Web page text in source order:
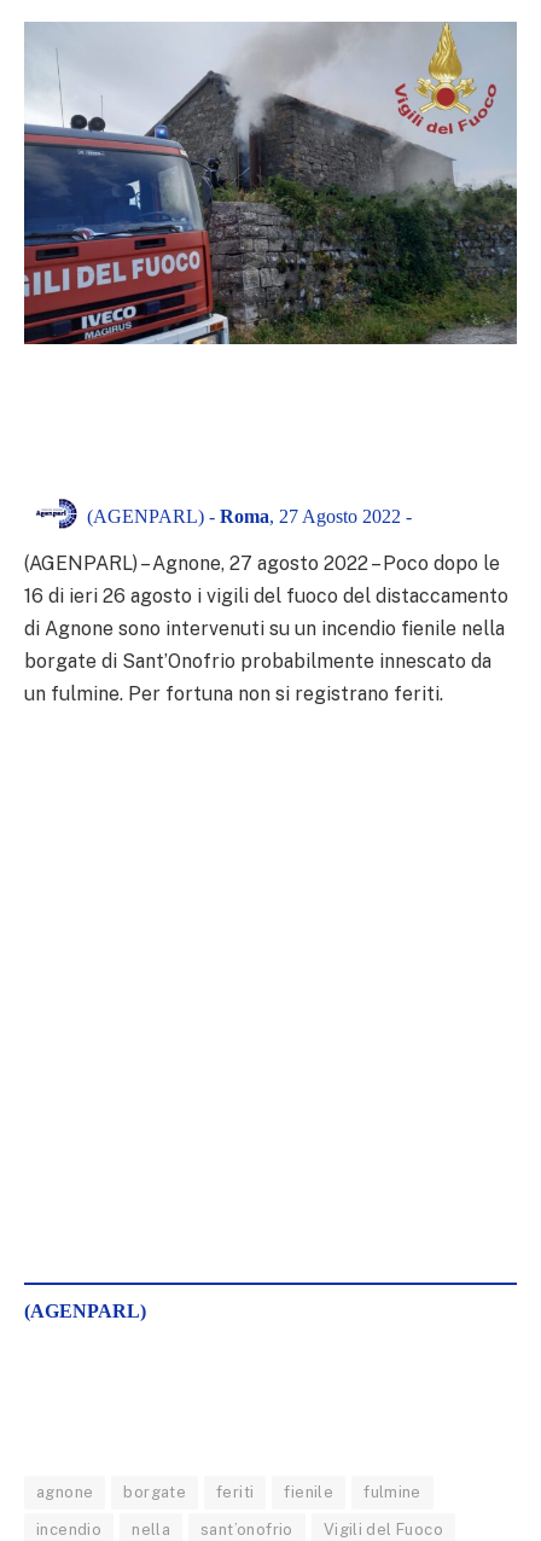
(AGENPARL) - Roma, 27 Agosto 2022 -
(AGENPARL) – Agnone, 27 agosto 2022 – Poco dopo le
16 di ieri 26 agosto i vigili del fuoco del distaccamento
di Agnone sono intervenuti su un incendio fienile nella
borgate di Sant’Onofrio probabilmente innescato da
un fulmine. Per fortuna non si registrano feriti.
(AGENPARL)
agnone borgate feriti fienile fulmine
incendio nella sant’onofrio Vigili del Fuoco